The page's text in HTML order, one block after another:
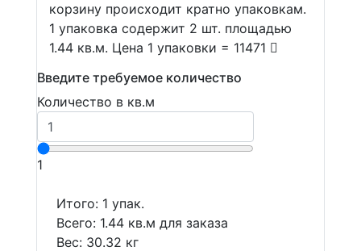
корзину происходит кратно упаковкам.
1 упаковка содержит 2 шт. площадью
1.44 кв.м. Цена 1 упаковки = 11471
Введите требуемое количество
Количество в кв.м
1
Итого: 1 упак.
Всего: 1.44 кв.м для заказа
Вес: 30.32 кг